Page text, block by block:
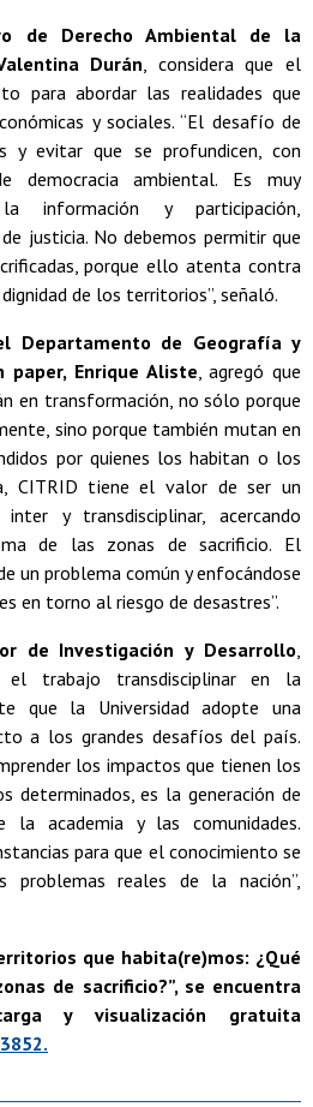
de Derecho Ambiental de la
Durán , considera que el
para abordar las realidades que
y sociales. “El desafío de
y evitar que se profundicen, con
democracia ambiental. Es muy
información y participación,
justicia. No debemos permitir que
porque ello atenta contra
de los territorios”, señaló.
Departamento de Geografía y
paper, Enrique Aliste , agregó que
en transformación, no sólo porque
sino porque también mutan en
por quienes los habitan o los
CITRID tiene el valor de ser un
y transdisciplinar, acercando
de las zonas de sacrificio. El
un problema común y enfocándose
en torno al riesgo de desastres”.
de Investigación y Desarrollo
el trabajo transdisciplinar en la
que la Universidad adopte una
a los grandes desafíos del país.
los impactos que tienen los
determinados, es la generación de
academia y las comunidades.
para que el conocimiento se
reales de la nación”,
que habita(re)mos: ¿Qué
de sacrificio?”, se encuentra
y visualización gratuita
.